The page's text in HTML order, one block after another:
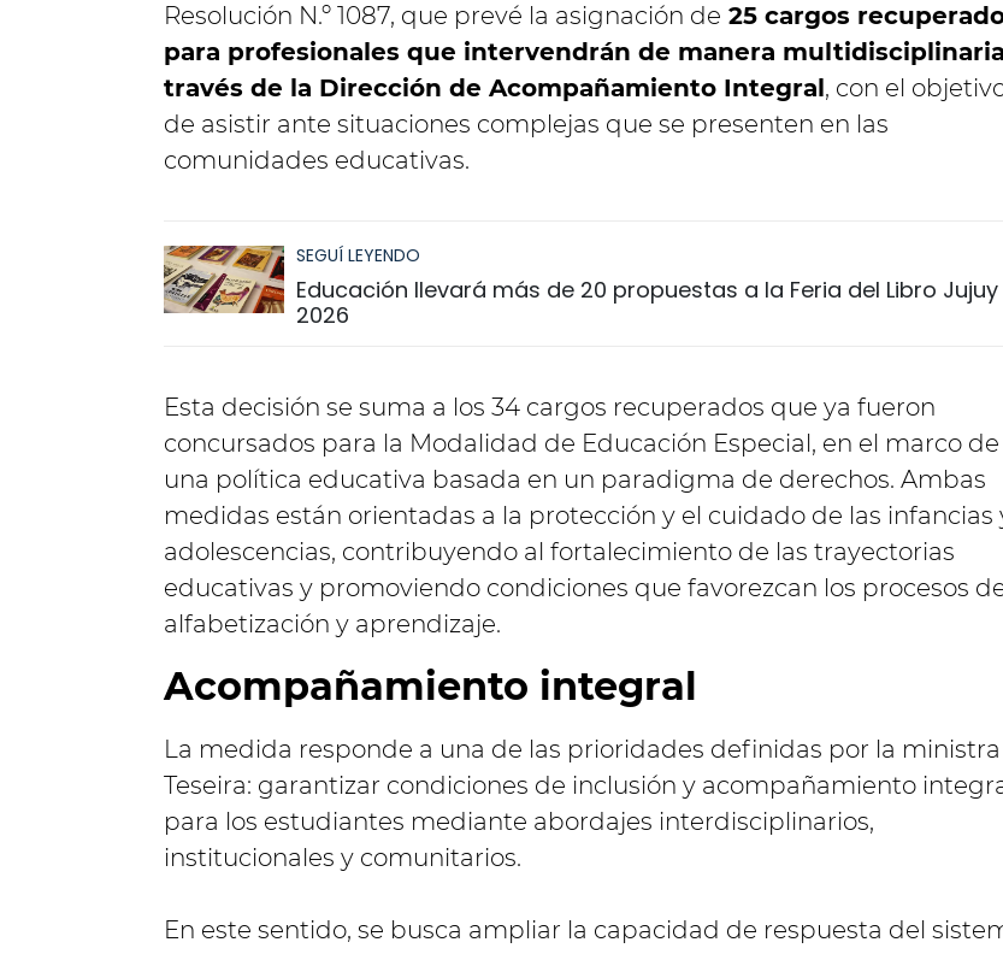
Resolución N.º 1087, que prevé la asignación de 25 cargos
para profesionales que intervendrán de manera
través de la Dirección de Acompañamiento Integral, con el
de asistir ante situaciones complejas que se presenten en las
comunidades educativas.
SEGUÍ LEYENDO
Educación llevará más de 20 propuestas a la Feria del Libro Jujuy
2026
Esta decisión se suma a los 34 cargos recuperados que ya fueron
concursados para la Modalidad de Educación Especial, en el marco de
una política educativa basada en un paradigma de derechos. Ambas
medidas están orientadas a la protección y el cuidado de las infancias
adolescencias, contribuyendo al fortalecimiento de las trayectorias
educativas y promoviendo condiciones que favorezcan los procesos
alfabetización y aprendizaje.
Acompañamiento integral
La medida responde a una de las prioridades definidas por la ministra
Teseira: garantizar condiciones de inclusión y acompañamiento
para los estudiantes mediante abordajes interdisciplinarios,
institucionales y comunitarios.
En este sentido, se busca ampliar la capacidad de respuesta del